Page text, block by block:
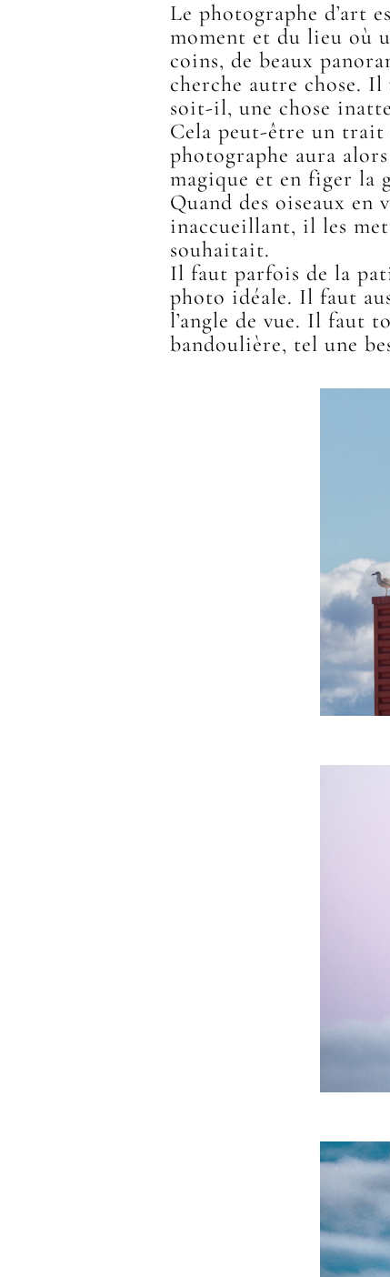
Le photographe d’art
moment et du lieu où
coins, de beaux
cherche autre chose. Il
soit-il, une chose
Cela peut-être un trait
photographe aura
magique et en figer la
Quand des oiseaux en
inaccueillant, il les
souhaitait.
Il faut parfois de la
photo idéale. Il faut
l’angle de vue. Il faut
bandoulière, tel une